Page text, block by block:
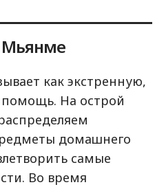
Мьянме
как экстренную,
На острой
домашнего
самые
Во время